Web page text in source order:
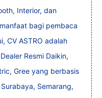
Interior, dan
bagi pembaca
CV ASTRO adalah
Resmi Daikin,
Gree yang berbasis
Semarang,